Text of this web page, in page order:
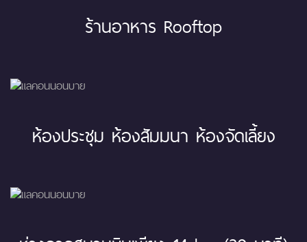
ร้านอาหาร Rooftop
ห้องประชุม ห้องสัมมนา ห้องจัดเลี้ยง